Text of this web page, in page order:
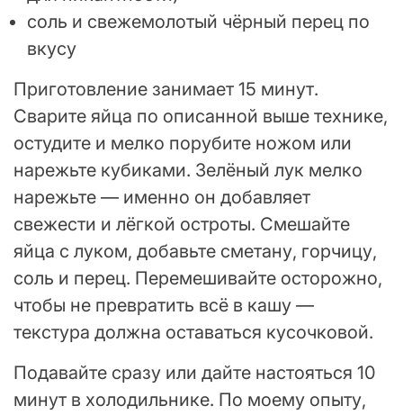
соль и свежемолотый чёрный перец по
вкусу
Приготовление занимает 15 минут.
Сварите яйца по описанной выше технике,
остудите и мелко порубите ножом или
нарежьте кубиками. Зелёный лук мелко
нарежьте — именно он добавляет
свежести и лёгкой остроты. Смешайте
яйца с луком, добавьте сметану, горчицу,
соль и перец. Перемешивайте осторожно,
чтобы не превратить всё в кашу —
текстура должна оставаться кусочковой.
Подавайте сразу или дайте настояться 10
минут в холодильнике. По моему опыту,